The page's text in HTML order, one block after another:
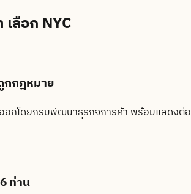
เลือก NYC
กกฎหมาย
อกโดยกรมพัฒนาธุรกิจการค้า พร้อมแสดงต่อ
ท่าน